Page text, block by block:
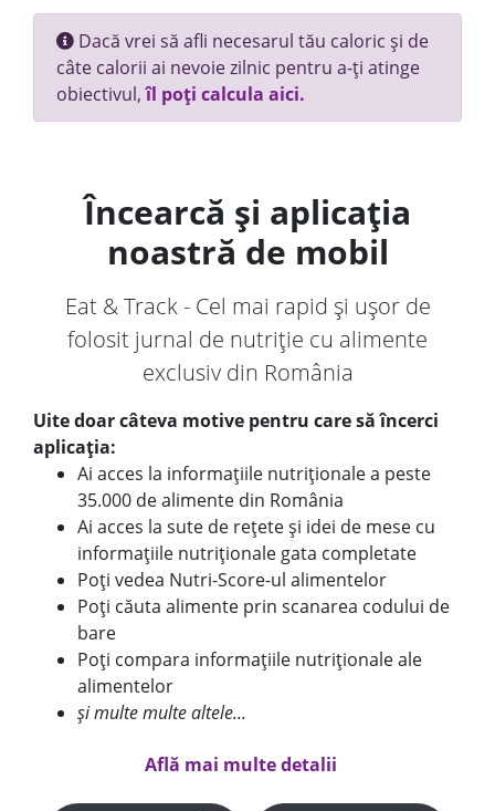
Dacă vrei să afli necesarul tău caloric și de
câte calorii ai nevoie zilnic pentru a-ți atinge
obiectivul,îl poți calcula aici.
Încearcă și aplicația
noastră de mobil
Eat & Track - Cel mai rapid și ușor de
folosit jurnal de nutriție cu alimente
exclusiv din România
Uite doar câteva motive pentru care să încerci
aplicația:
Ai acces la informațiile nutriționale a peste
35.000 de alimente din România
Ai acces la sute de rețete și idei de mese cu
informațiile nutriționale gata completate
Poți vedea Nutri-Score-ul alimentelor
Poți căuta alimente prin scanarea codului de
bare
Poți compara informațiile nutriționale ale
alimentelor
și multe multe altele...
Află mai multe detalii